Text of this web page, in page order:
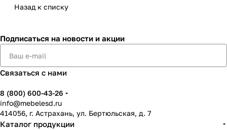
Назад к списку
Подписаться на новости и акции
Связаться с нами
8 (800) 600-43-26
info@mebelesd.ru
414056, г. Астрахань, ул. Бертюльская, д. 7
Каталог продукции